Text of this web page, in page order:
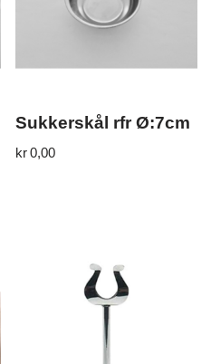
Sukkerskål rfr Ø:7cm
kr0,00